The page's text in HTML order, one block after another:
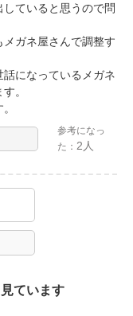
ていると思うので問
ガネ屋さんで調整す
になっているメガネ
。
参考になっ
た： 2人
ています